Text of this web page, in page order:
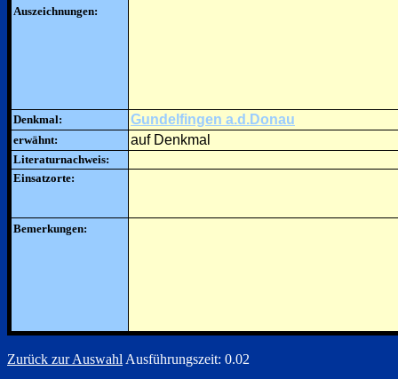
Auszeichnungen:
Denkmal: Gundelfingen a.d.Donau
erwähnt: auf Denkmal
Literaturnachweis:
Einsatzorte:
Bemerkungen:
Zurück zur Auswahl Ausführungszeit: 0.02